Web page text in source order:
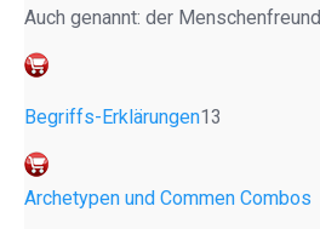
Auch genannt: der Menschenfreund
Begriffs-Erklärungen13
Archetypen und Commen Combos